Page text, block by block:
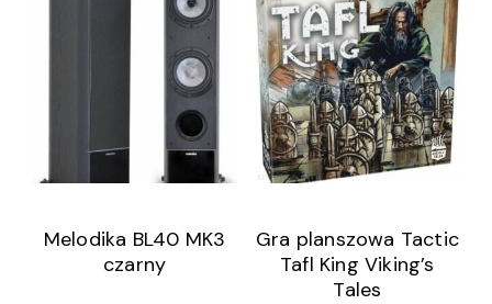
Melodika BL40 MK3
czarny
Gra planszowa Tactic
Tafl King Viking’s
Tales